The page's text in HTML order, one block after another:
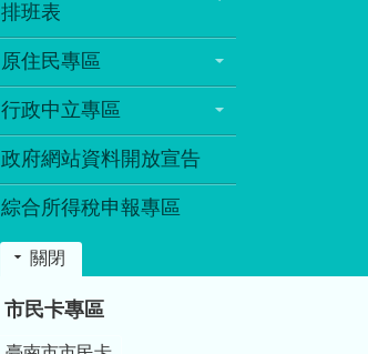
排班表
原住民專區
行政中立專區
政府網站資料開放宣告
綜合所得稅申報專區
關閉
市民卡專區